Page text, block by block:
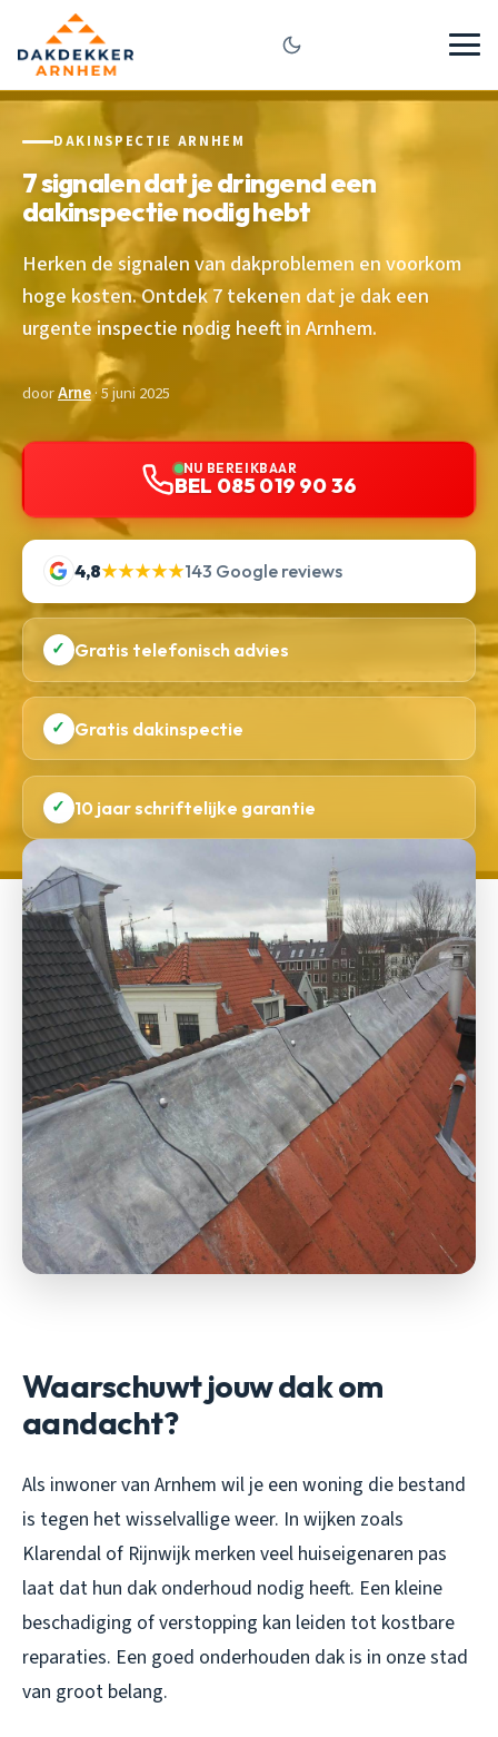
DAKINSPECTIE ARNHEM
7 signalen dat je dringend een
dakinspectie nodig hebt
Herken de signalen van dakproblemen en voorkom
hoge kosten. Ontdek 7 tekenen dat je dak een
urgente inspectie nodig heeft in Arnhem.
doorArne· 5 juni 2025
NU BEREIKBAAR
BEL 085 019 90 36
4,8★★★★★143 Google reviews
✓ Gratis telefonisch advies
✓ Gratis dakinspectie
✓ 10 jaar schriftelijke garantie
Waarschuwt jouw dak om
aandacht?
Als inwoner van Arnhem wil je een woning die bestand
is tegen het wisselvallige weer. In wijken zoals
Klarendal of Rijnwijk merken veel huiseigenaren pas
laat dat hun dak onderhoud nodig heeft. Een kleine
beschadiging of verstopping kan leiden tot kostbare
reparaties. Een goed onderhouden dak is in onze stad
van groot belang.